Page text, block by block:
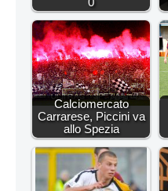
Calciomercato
Carrarese, Piccini va
allo Spezia